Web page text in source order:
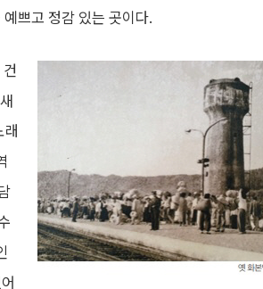
쁘고 정감 있는 곳이다.